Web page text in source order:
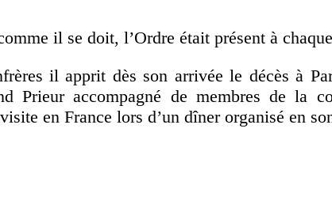
il se doit, l’Ordre était présent à
il apprit dès son arrivée le décès à
Prieur accompagné de membres de la
en France lors d’un dîner organisé en